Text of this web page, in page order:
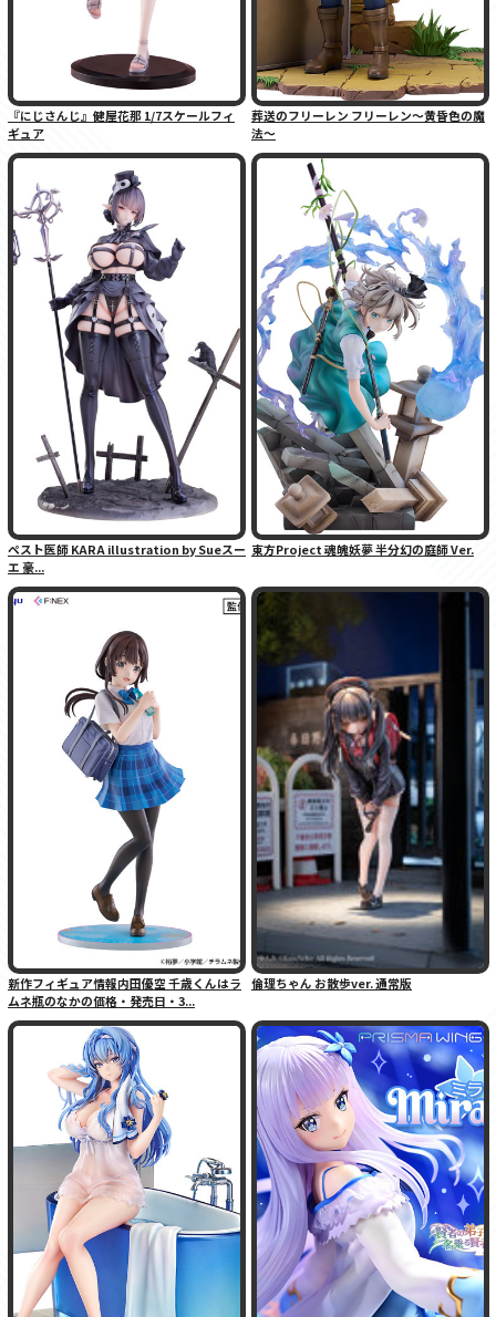
『にじさんじ』健屋花那 1/7スケールフィ
ギュア
葬送のフリーレン フリーレン〜黄昏色の魔
法〜
ペスト医師 KARA illustration by Sueスー
エ 豪...
東方Project 魂魄妖夢 半分幻の庭師 Ver.
新作フィギュア情報内田優空 千歳くんはラ
ムネ瓶のなかの価格・発売日・3...
倫理ちゃん お散歩ver. 通常版